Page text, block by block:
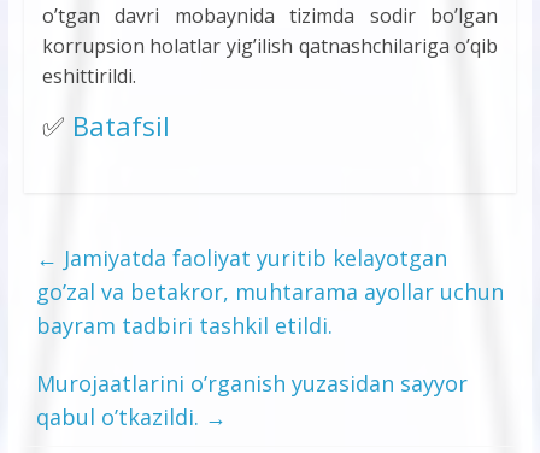
o’tgan davri mobaynida tizimda sodir bo’lgan
korrupsion holatlar yig’ilish qatnashchilariga o’qib
eshittirildi.
✅ Batafsil
← Jamiyatda faoliyat yuritib kelayotgan
go’zal va betakror, muhtarama ayollar uchun
bayram tadbiri tashkil etildi.
Murojaatlarini o’rganish yuzasidan sayyor
qabul o’tkazildi. →